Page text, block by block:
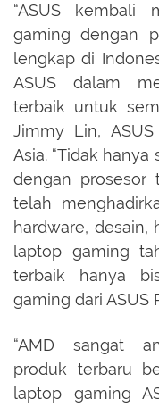
“ASUS kembali
gaming dengan
lengkap di
ASUS dalam
terbaik untuk
Jimmy Lin,
Asia. “Tidak
dengan prosesor
telah
hardware,
laptop gaming
terbaik hanya
gaming dari ASUS
“AMD sangat
produk terbaru
laptop gaming